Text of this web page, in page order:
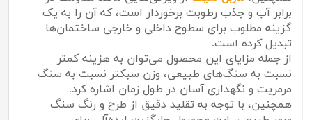
برابر آب و جذب رطوبت برخوردار است، که آن را به یک
گزینه مطلوب برای سطوح داخلی و خارجی ساختمان‌ها
تبدیل کرده است.
از جمله مزایای این محصول می‌توان به هزینه کمتر
نسبت به سنگ‌های طبیعی، وزن سبکتر نسبت به سنگ
مرمریت و نگهداری آسان در طول زمان اشاره کرد.
همچنین، با توجه به تقلید دقیق از طرح و رنگ سنگ